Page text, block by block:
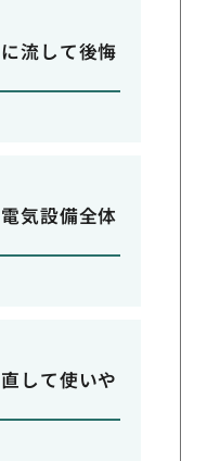
流して後悔
気設備全体
して使いや